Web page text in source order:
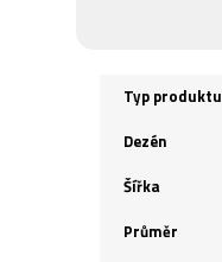
Typ produktu
Dezén
Šířka
Průměr